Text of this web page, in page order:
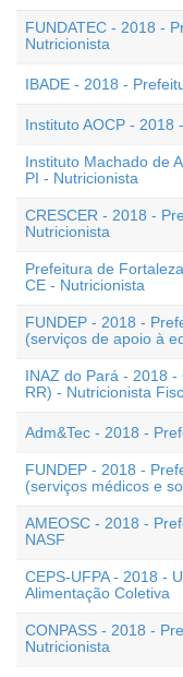
FUNDATEC - 2018 -
Nutricionista
IBADE - 2018 -
Instituto AOCP - 2018
Instituto Machado de
PI - Nutricionista
CRESCER - 2018 -
Nutricionista
Prefeitura de
CE - Nutricionista
FUNDEP - 2018 -
(serviços de apoio à
INAZ do Pará - 2018 -
RR) - Nutricionista
Adm&Tec - 2018 -
FUNDEP - 2018 -
(serviços médicos e
AMEOSC - 2018 -
NASF
CEPS-UFPA - 2018 -
Alimentação Coletiva
CONPASS - 2018 -
Nutricionista